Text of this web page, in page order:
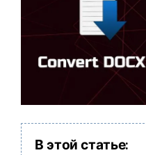
От AI-функций до
PDFelement делает
Скачать бесплатно
Комплексные решения
Юриспруденция
В этой статье: